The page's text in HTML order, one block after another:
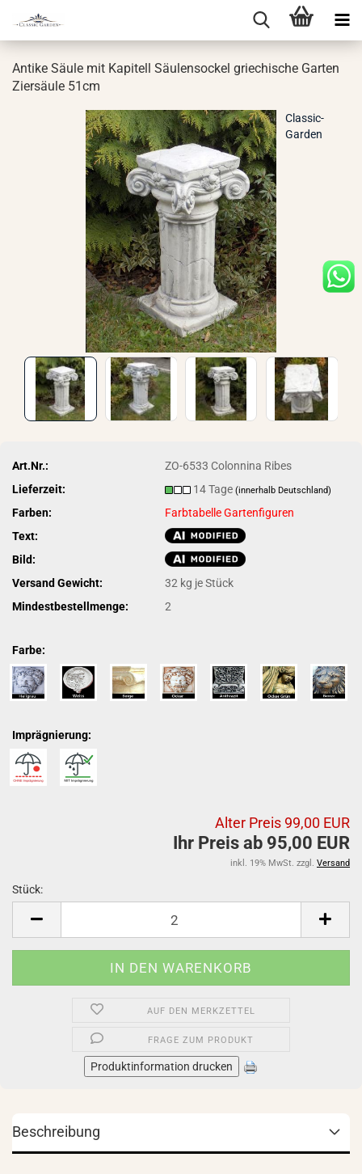
An­ti­ke Säule mit Ka­pi­tell Säu­len­so­ckel grie­chi­sche Gar­ten
Zier­säu­le 51cm
Classic-
Garden
Art.Nr.:
ZO-6533 Colonnina Ribes
Lieferzeit:
14 Tage(innerhalb Deutschland)
Farben:
Farbtabelle Gartenfiguren
Text:
Bild:
Versand Gewicht:
32 kg je Stück
Mindestbestellmenge:
2
Farbe:
Imprägnierung:
Alter Preis 99,00 EUR
Ihr Preis ab 95,00 EUR
inkl. 19% MwSt. zzgl. Versand
Stück:
AUF DEN MERKZETTEL
FRAGE ZUM PRODUKT
Produktinformation drucken
Beschreibung